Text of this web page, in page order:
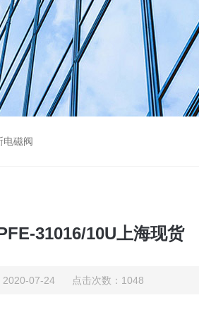
电磁阀
31016/10U上海现货
2020-07-24 点击次数：1048